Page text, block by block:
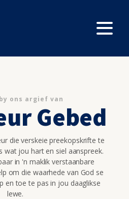
ons argief van
Gebed
die verskeie preekopskrifte te
wat jou hart en siel aanspreek.
in 'n maklik verstaanbare
om die waarhede van God se
en toe te pas in jou daaglikse
lewe.